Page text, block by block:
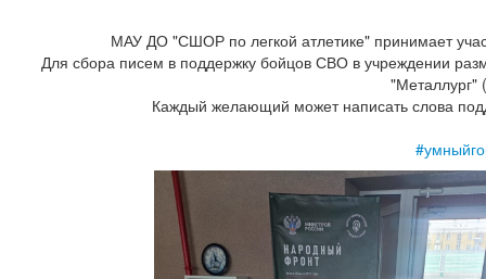
МАУ ДО "СШОР по легкой атлетике" принимает
Для сбора писем в поддержку бойцов СВО в учреждении
"Металлург"
Каждый желающий может написать слова